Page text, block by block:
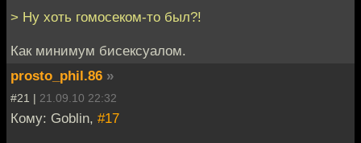
> Ну хоть гомосеком-то был?!
Как минимум бисексуалом.
prosto_phil.86 »
#21 | 21.09.10 22:32
Кому: Goblin, #17